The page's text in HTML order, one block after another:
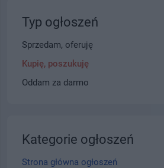
Typ ogłoszeń
Sprzedam, oferuję
Kupię, poszukuję
Oddam za darmo
Kategorie ogłoszeń
Strona główna ogłoszeń